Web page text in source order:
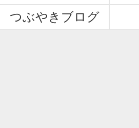
つぶやきブログ